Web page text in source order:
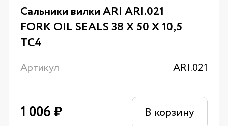
Сальники вилки ARI ARI.021
FORK OIL SEALS 38 X 50 X 10,5
TC4
Артикул ARI.021
1 006₽ В корзину